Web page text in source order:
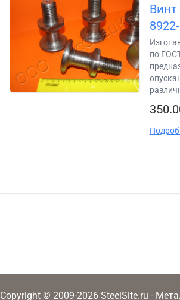
Винт
по
Copyright © 2009-2026 SteelSite.ru -